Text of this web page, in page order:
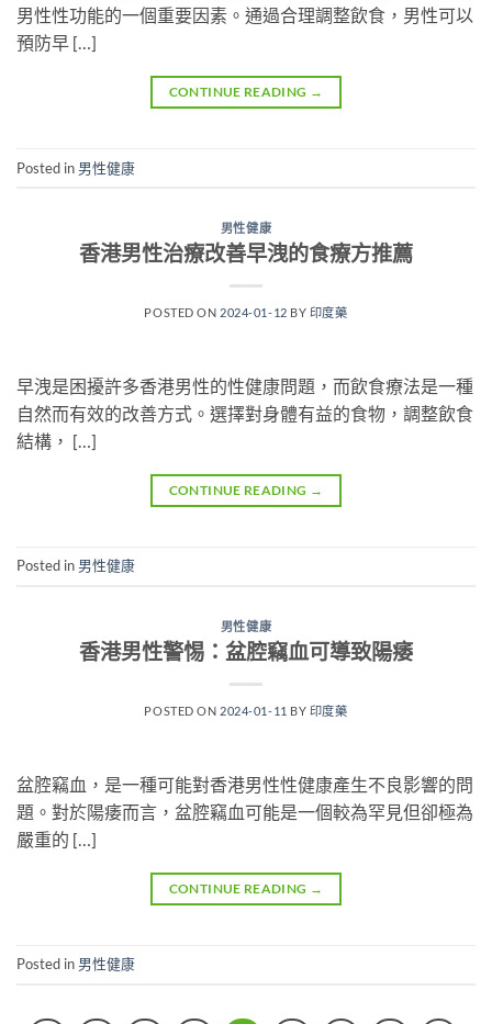
男性性功能的一個重要因素。通過合理調整飲食，男性可以
預防早 […]
CONTINUE READING →
Posted in 男性健康
男性健康
香港男性治療改善早洩的食療方推薦
POSTED ON 2024-01-12 BY 印度藥
早洩是困擾許多香港男性的性健康問題，而飲食療法是一種
自然而有效的改善方式。選擇對身體有益的食物，調整飲食
結構， […]
CONTINUE READING →
Posted in 男性健康
男性健康
香港男性警惕：盆腔竊血可導致陽痿
POSTED ON 2024-01-11 BY 印度藥
盆腔竊血，是一種可能對香港男性性健康產生不良影響的問
題。對於陽痿而言，盆腔竊血可能是一個較為罕見但卻極為
嚴重的 […]
CONTINUE READING →
Posted in 男性健康